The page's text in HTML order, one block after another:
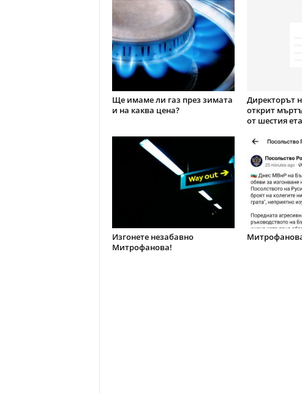
Ще имаме ли газ през зимата
и на каква цена?
Директорът
открит
от шестия
Изгонете незабавно
Митрофанова!